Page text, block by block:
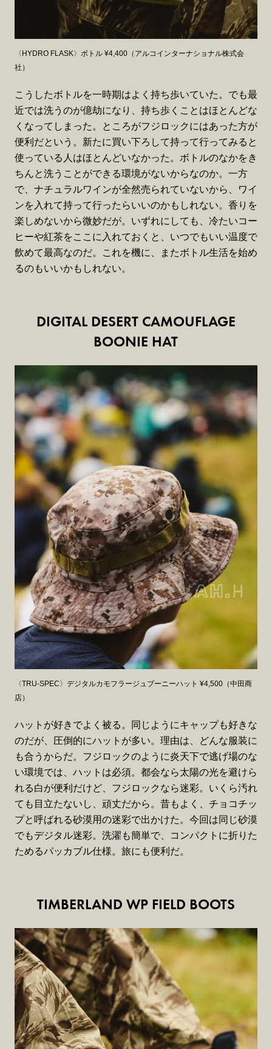
〈HYDRO FLASK〉ボトル ¥4,400（アルコインターナショナル株式会
社）
こうしたボトルを一時期はよく持ち歩いていた。でも最
近では洗うのが億劫になり、持ち歩くことはほとんどな
くなってしまった。ところがフジロックにはあった方が
便利だという。新たに買い下ろして持って行ってみると
使っている人はほとんどいなかった。ボトルのなかをき
ちんと洗うことができる環境がないからなのか。一方
で、ナチュラルワインが全然売られていないから、ワイ
ンを入れて持って行ったらいいのかもしれない。香りを
楽しめないから微妙だが。いずれにしても、冷たいコー
ヒーや紅茶をここに入れておくと、いつでもいい温度で
飲めて最高なのだ。これを機に、またボトル生活を始め
るのもいいかもしれない。
DIGITAL DESERT CAMOUFLAGE
BOONIE HAT
〈TRU-SPEC〉デジタルカモフラージュブーニーハット ¥4,500（中田商
店）
ハットが好きでよく被る。同じようにキャップも好きな
のだが、圧倒的にハットが多い。理由は、どんな服装に
も合うからだ。フジロックのように炎天下で逃げ場のな
い環境では、ハットは必須。都会なら太陽の光を避けら
れる白が便利だけど、フジロックなら迷彩。いくら汚れ
ても目立たないし、頑丈だから。昔もよく、チョコチッ
プと呼ばれる砂漠用の迷彩で出かけた。今回は同じ砂漠
でもデジタル迷彩。洗濯も簡単で、コンパクトに折りた
ためるパッカブル仕様。旅にも便利だ。
TIMBERLAND WP FIELD BOOTS